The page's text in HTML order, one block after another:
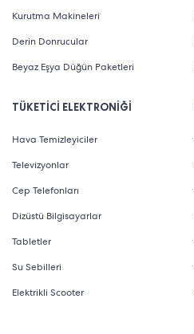
Kurutma Makineleri
Derin Donrucular
Beyaz Eşya Düğün Paketleri
TÜKETİCİ ELEKTRONİĞİ
Hava Temizleyiciler
Televizyonlar
Cep Telefonları
Dizüstü Bilgisayarlar
Tabletler
Su Sebilleri
Elektrikli Scooter